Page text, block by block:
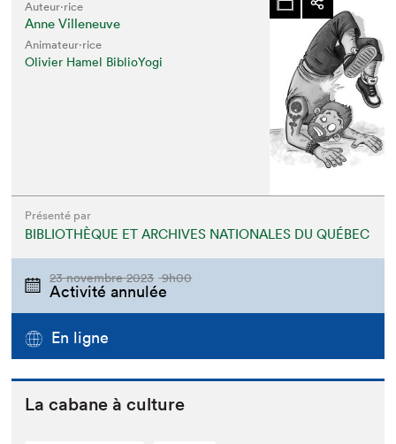
Auteur·rice
Anne Villeneuve
Animateur⋅rice
Olivier Hamel BiblioYogi
Présenté par
BIBLIOTHÈQUE ET ARCHIVES NATIONALES DU QUÉBEC
23 novembre 2023 9h00
Activité annulée
En ligne
La cabane à culture